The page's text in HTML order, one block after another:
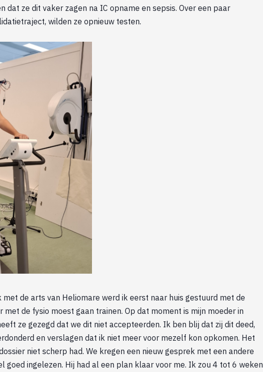
dat ze dit vaker zagen na IC opname en sepsis. Over een paar
wilden ze opnieuw testen.
de arts van Heliomare werd ik eerst naar huis gestuurd met de
met de fysio moest gaan trainen. Op dat moment is mijn moeder in
ze gezegd dat we dit niet accepteerden. Ik ben blij dat zij dit deed,
en verslagen dat ik niet meer voor mezelf kon opkomen. Het
niet scherp had. We kregen een nieuw gesprek met een andere
goed ingelezen. Hij had al een plan klaar voor me. Ik zou 4 tot 6 weken